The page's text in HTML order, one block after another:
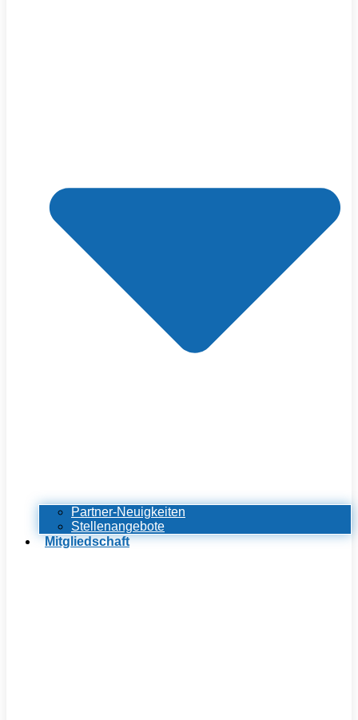
Partner-Neuigkeiten
Stellenangebote
Mitgliedschaft